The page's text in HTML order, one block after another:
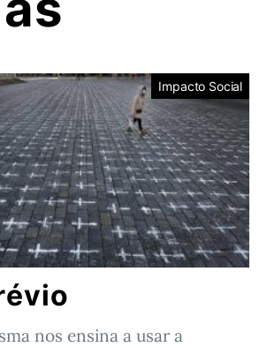
Impacto Social
nos ensina a usar a